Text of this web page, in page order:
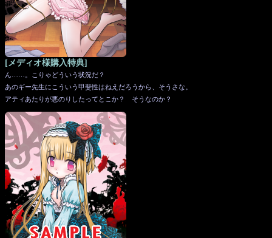
[メディオ様購入特典]
ん……。こりゃどういう状況だ？
あのギー先生にこういう甲斐性はねえだろうから、そうさな。
アティあたりが悪のりしたってとこか？ そうなのか？